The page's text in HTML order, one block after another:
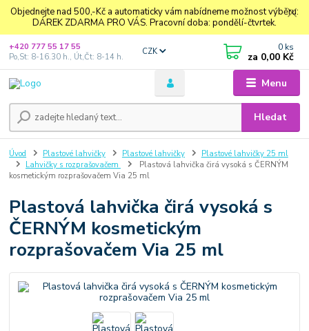
Objednejte nad 500,-Kč a automaticky vám nabídneme možnost výběru:
DÁREK ZDARMA PRO VÁS. Pracovní doba: pondělí-čtvrtek.
Menu
CZK
Hledat
+420 777 55 17 55
Po,St: 8-16.30 h., Út,Čt: 8-14 h.
0 ks
za 0,00 Kč
Úvod Plastové lahvičky Plastové lahvičky
Plastové lahvičky 25 ml
Lahvičky s rozprašovačem
Plastová lahvička čirá vysoká s ČERNÝM
kosmetickým rozprašovačem Via 25 ml
Plastová lahvička čirá vysoká s
ČERNÝM kosmetickým
rozprašovačem Via 25 ml